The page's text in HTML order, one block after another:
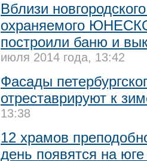
Вблизи
охраняемого
построили баню и
июля 2014 года, 13:42
Фасады
отреставрируют к
13:38
12 храмов
день появятся на